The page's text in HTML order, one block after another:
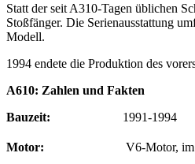
Statt der seit A310-Tagen üblichen
Stoßfänger. Die Serienausstattung
Modell.
1994 endete die Produktion des
A610: Zahlen und Fakten
Bauzeit: 1991-1994
Motor: V6-Motor, im Heck